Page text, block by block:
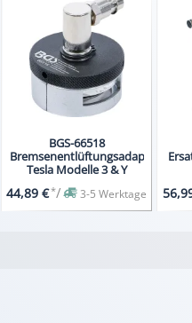
BGS-66518
Bremsenentlüftungsadapter,
Tesla Modelle 3 & Y
44,89 €*/ 3-5 Werktage